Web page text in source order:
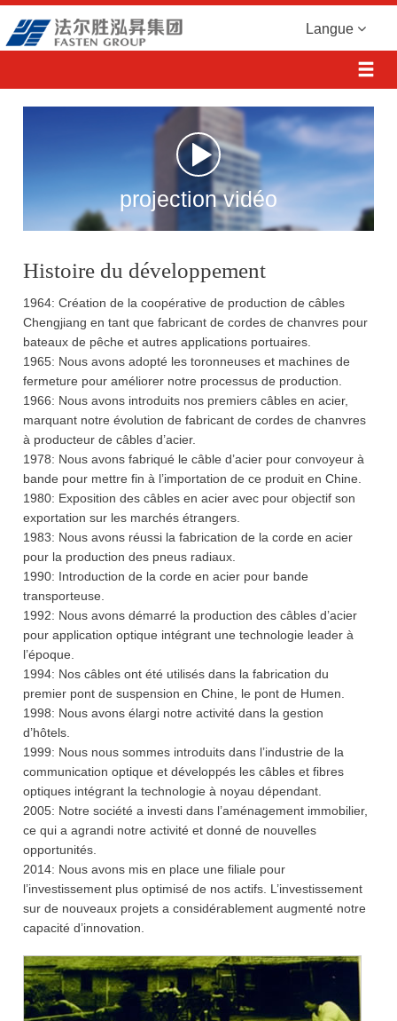
Langue
projection vidéo
Histoire du développement
1964: Création de la coopérative de production de câbles
Chengjiang en tant que fabricant de cordes de chanvres pour
bateaux de pêche et autres applications portuaires.
1965: Nous avons adopté les toronneuses et machines de
fermeture pour améliorer notre processus de production.
1966: Nous avons introduits nos premiers câbles en acier,
marquant notre évolution de fabricant de cordes de chanvres
à producteur de câbles d’acier.
1978: Nous avons fabriqué le câble d’acier pour convoyeur à
bande pour mettre fin à l’importation de ce produit en Chine.
1980: Exposition des câbles en acier avec pour objectif son
exportation sur les marchés étrangers.
1983: Nous avons réussi la fabrication de la corde en acier
pour la production des pneus radiaux.
1990: Introduction de la corde en acier pour bande
transporteuse.
1992: Nous avons démarré la production des câbles d’acier
pour application optique intégrant une technologie leader à
l’époque.
1994: Nos câbles ont été utilisés dans la fabrication du
premier pont de suspension en Chine, le pont de Humen.
1998: Nous avons élargi notre activité dans la gestion
d’hôtels.
1999: Nous nous sommes introduits dans l’industrie de la
communication optique et développés les câbles et fibres
optiques intégrant la technologie à noyau dépendant.
2005: Notre société a investi dans l’aménagement immobilier,
ce qui a agrandi notre activité et donné de nouvelles
opportunités.
2014: Nous avons mis en place une filiale pour
l’investissement plus optimisé de nos actifs. L’investissement
sur de nouveaux projets a considérablement augmenté notre
capacité d’innovation.